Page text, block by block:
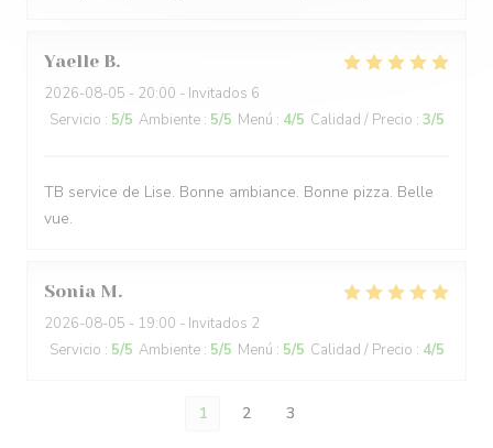
Yaelle B
2026-08-05 - 20:00 - Invitados 6
Servicio : 5/5 Ambiente : 5/5 Menú : 4/5 Calidad / Precio : 3/5
TB service de Lise. Bonne ambiance. Bonne pizza. Belle
vue.
Sonia M
2026-08-05 - 19:00 - Invitados 2
Servicio : 5/5 Ambiente : 5/5 Menú : 5/5 Calidad / Precio : 4/5
1 2 3